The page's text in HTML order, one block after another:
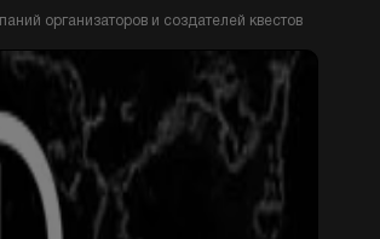
организаторов и создателей квестов